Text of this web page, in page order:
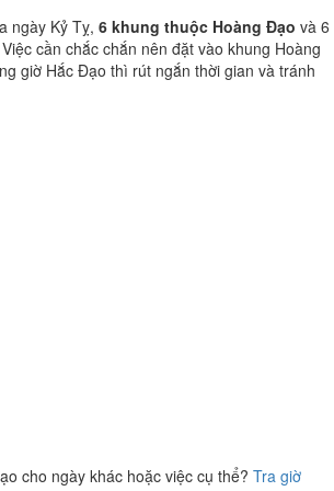
ngày Kỷ Tỵ, 6 khung thuộc Hoàng Đạo và 6
cần chắc chắn nên đặt vào khung Hoàng
giờ Hắc Đạo thì rút ngắn thời gian và tránh
cho ngày khác hoặc việc cụ thể? Tra giờ